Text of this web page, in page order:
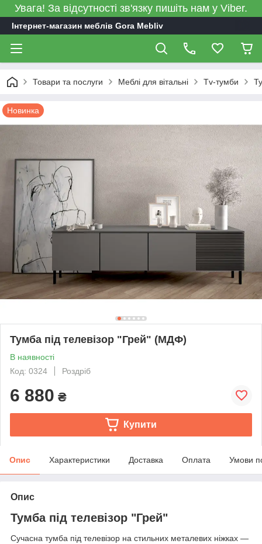
Увага! За відсутності зв'язку пишіть нам у Viber.
Інтернет-магазин меблів Gora Mebliv
Товари та послуги Меблі для вітальні Tv-тумби
Новинка
Тумба під телевізор "Грей" (МДФ)
В наявності
Код: 0324
Роздріб
6 880 ₴
Купити
Опис Характеристики Доставка Оплата Умови
Опис
Тумба під телевізор "Грей"
Сучасна тумба під телевізор на стильних металевих ніжках —